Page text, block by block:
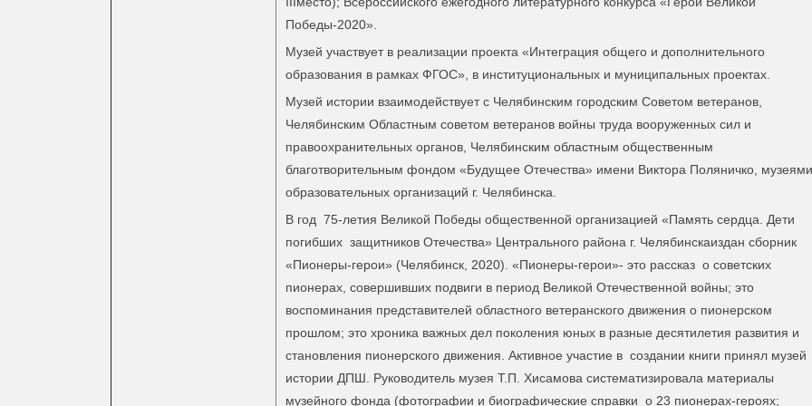
Победы-2020».
Музей участвует в реализации проекта «Интеграция общего и дополнительного
образования в рамках ФГОС», в институциональных и муниципальных проектах.
Музей истории взаимодействует с Челябинским городским Советом ветеранов,
Челябинским Областным советом ветеранов войны труда вооруженных сил и
правоохранительных органов, Челябинским областным общественным
благотворительным фондом «Будущее Отечества» имени Виктора Поляничко, музеями
образовательных организаций г. Челябинска.
В год 75-летия Великой Победы общественной организацией «Память сердца. Дети
погибших защитников Отечества» Центрального района г. Челябинскаиздан сборник
«Пионеры-герои» (Челябинск, 2020). «Пионеры-герои»- это рассказ о советских
пионерах, совершивших подвиги в период Великой Отечественной войны; это
воспоминания представителей областного ветеранского движения о пионерском
прошлом; это хроника важных дел поколения юных в разные десятилетия развития и
становления пионерского движения. Активное участие в создании книги принял музей
истории ДПШ. Руководитель музея Т.П. Хисамова систематизировала материалы
музейного фонда (фотографии и биографические справки о 23 пионерах-героях;